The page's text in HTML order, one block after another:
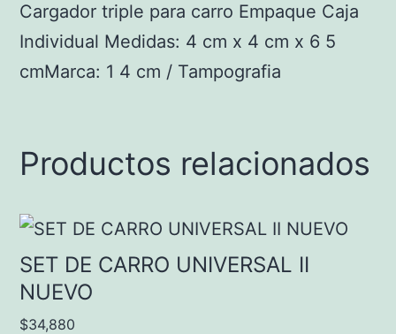
Cargador triple para carro Empaque Caja
Individual Medidas: 4 cm x 4 cm x 6 5
cmMarca: 1 4 cm / Tampografia
Productos relacionados
SET DE CARRO UNIVERSAL II
NUEVO
$34,880